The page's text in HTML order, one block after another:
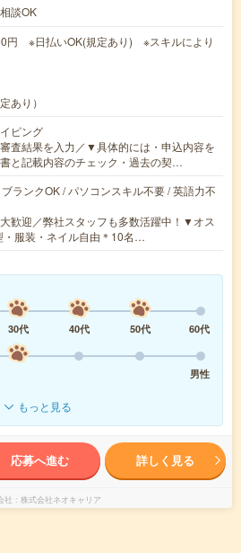
談OK
円 ※日払いOK(規定あり) ※スキルにより
あり）
ピング
査結果を入力／▼具体的には・申込内容を
と記載内容のチェック・過去の契…
ランクOK / パソコンスキル不要 / 英語力不
歓迎／弊社スタッフも多数活躍中！▼オス
・服装・ネイル自由＊10名…
30代 40代 50代
60代
男性
もっと見る
応募へ進む 詳しく見る
社 株式会社ネオキャリア